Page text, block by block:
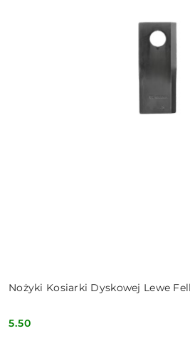
Nożyki Kosiarki Dyskowej Lewe
Cena:
5.50